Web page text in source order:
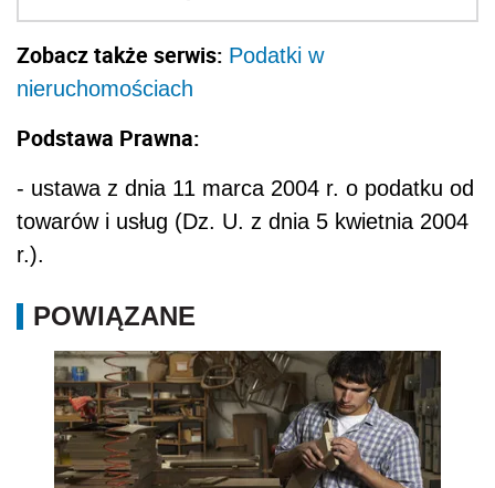
Zobacz także serwis: Podatki w
nieruchomościach
Podstawa Prawna:
- ustawa z dnia 11 marca 2004 r. o podatku od
towarów i usług (Dz. U. z dnia 5 kwietnia 2004
r.).
POWIĄZANE